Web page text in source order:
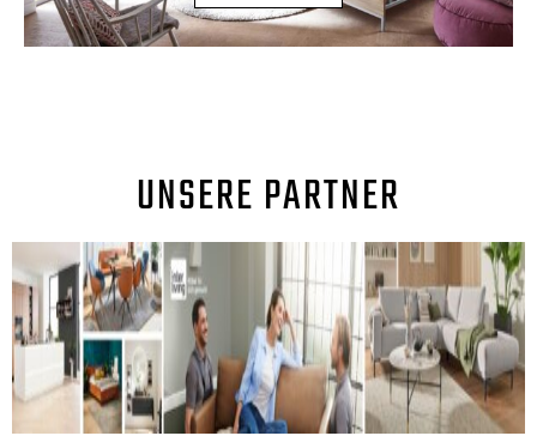
UNSERE PARTNER